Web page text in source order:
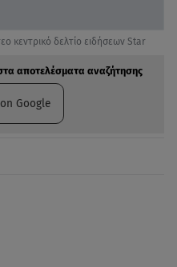
κεντρικό δελτίο ειδήσεων Star
αποτελέσματα αναζήτησης
Google